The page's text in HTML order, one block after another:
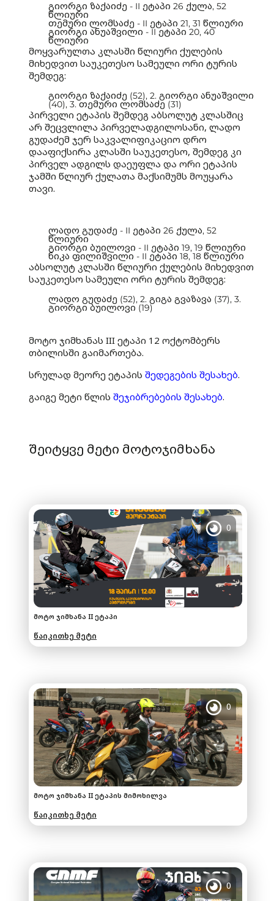
გიორგი ზაქაიძე - II ეტაპი 26 ქულა, 52
წლიური
თემური ლომსაძე - II ეტაპი 21, 31 წლიური
გიორგი ანუაშვილი - II ეტაპი 20, 40
წლიური
მოყვარულთა კლასში წლიური ქულების
მიხედვით საუკეთესო სამეული ორი ტურის
შემდეგ:
გიორგი ზაქაიძე (52), 2. გიორგი ანუაშვილი
(40), 3. თემური ლომსაძე (31)
პირველი ეტაპის შემდეგ აბსოლუტ კლასშიც
არ შეცვლილა პირველადგილოსანი, ლადო
გუდაძემ ჯერ საკვალიფიკაციო დრო
დააფიქსირა კლასში საუკეთესო, შემდეგ კი
პირველ ადგილს დაეუფლა და ორი ეტაპის
ჯამში წლიურ ქულათა მაქსიმუმს მოუყარა
თავი.
ლადო გუდაძე - II ეტაპი 26 ქულა, 52
წლიური
გიორგი ბუილოვი - II ეტაპი 19, 19 წლიური
ნიკა ფილიშვილი - II ეტაპი 18, 18 წლიური
აბსოლუტ კლასში წლიური ქულების მიხედვით
საუკეთესო სამეული ორი ტურის შემდეგ:
ლადო გუდაძე (52), 2. გიგა გვაზავა (37), 3.
გიორგი ბუილოვი (19)
მოტო ჯიმხანას III ეტაპი 12 ოქტომბერს
თბილისში გაიმართება.
სრულად მეორე ეტაპის შედეგების შესახებ.
გაიგე მეტი წლის შეჯიბრებების შესახებ.
შეიტყვე მეტი მოტოჯიმხანა
0
მოტო ჯიმხანა II ეტაპი
წაიკითხე მეტი
0
მოტო ჯიმხანა II ეტაპის მიმოხილვა
წაიკითხე მეტი
0